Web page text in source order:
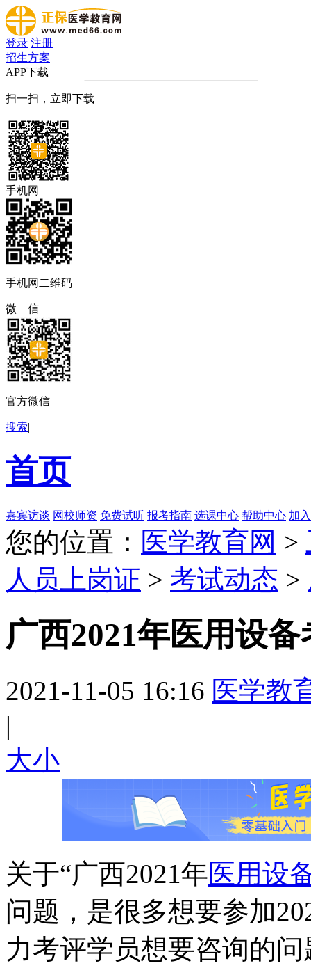
登录 注册
招生方案
APP下载
扫一扫，立即下载
手机网
手机网二维码
微 信
官方微信
搜索|
首页
嘉宾访谈 网校师资 免费试听 报考指南 选课中心 帮助中心 加
您的位置： 医学教育网 >
人员上岗证 > 考试动态 >
广西2021年医用设
2021-11-05 16:16 医学教
|
大小
关于“广西2021年医用设
问题，是很多想要参加
力考评学员想要咨询的